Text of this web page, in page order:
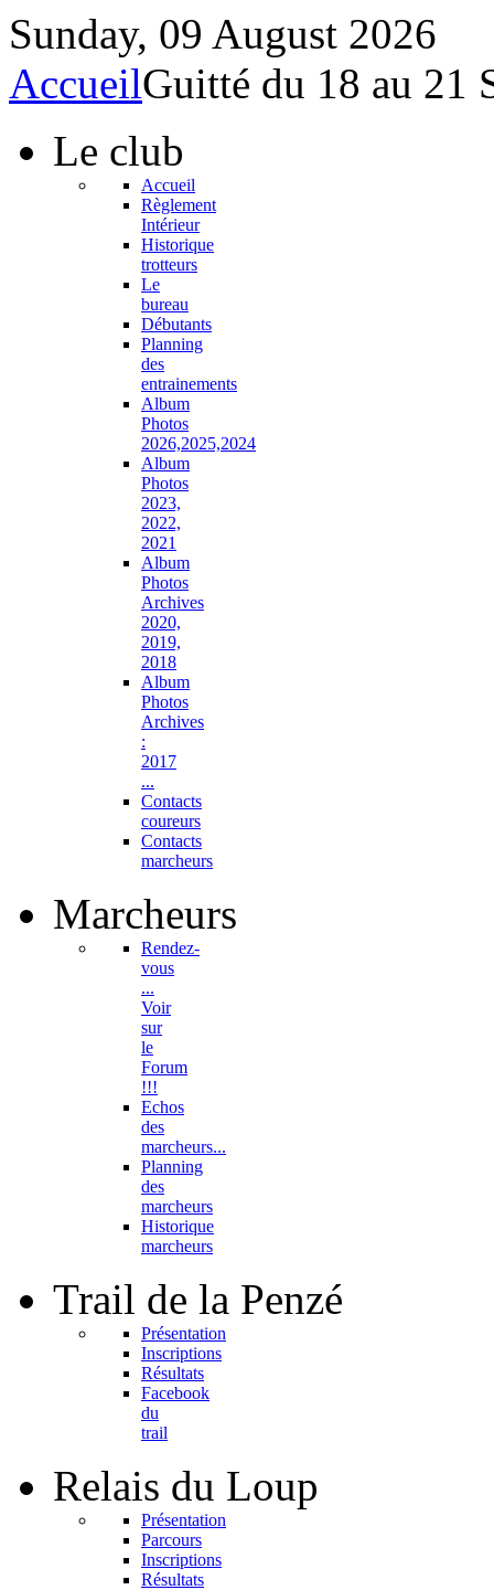
Sunday, 09 August 2026
AccueilGuitté du 18 au 21
Le club
Accueil
Règlement
Intérieur
Historique
trotteurs
Le
bureau
Débutants
Planning
des
entrainements
Album
Photos
2026,2025,2024
Album
Photos
2023,
2022,
2021
Album
Photos
Archives
2020,
2019,
2018
Album
Photos
Archives
:
2017
...
Contacts
coureurs
Contacts
marcheurs
Marcheurs
Rendez-
vous
...
Voir
sur
le
Forum
!!!
Echos
des
marcheurs...
Planning
des
marcheurs
Historique
marcheurs
Trail de la Penzé
Présentation
Inscriptions
Résultats
Facebook
du
trail
Relais du Loup
Présentation
Parcours
Inscriptions
Résultats